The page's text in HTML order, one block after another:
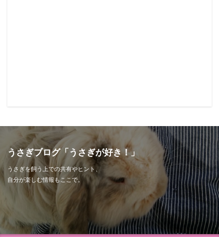
うさぎブログ「うさぎが好き！」
うさぎを飼う上での共有やヒント、
自分が楽しむ情報もここで。